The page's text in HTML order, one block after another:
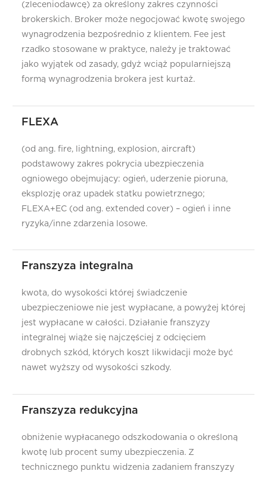
(zleceniodawcę) za określony zakres czynności
brokerskich. Broker może negocjować kwotę swojego
wynagrodzenia bezpośrednio z klientem. Fee jest
rzadko stosowane w praktyce, należy je traktować
jako wyjątek od zasady, gdyż wciąż popularniejszą
formą wynagrodzenia brokera jest kurtaż.
FLEXA
(od ang. fire, lightning, explosion, aircraft)
podstawowy zakres pokrycia ubezpieczenia
ogniowego obejmujący: ogień, uderzenie pioruna,
eksplozję oraz upadek statku powietrznego;
FLEXA+EC (od ang. extended cover) – ogień i inne
ryzyka/inne zdarzenia losowe.
Franszyza integralna
kwota, do wysokości której świadczenie
ubezpieczeniowe nie jest wypłacane, a powyżej której
jest wypłacane w całości. Działanie franszyzy
integralnej wiąże się najczęściej z odcięciem
drobnych szkód, których koszt likwidacji może być
nawet wyższy od wysokości szkody.
Franszyza redukcyjna
obniżenie wypłacanego odszkodowania o określoną
kwotę lub procent sumy ubezpieczenia. Z
technicznego punktu widzenia zadaniem franszyzy